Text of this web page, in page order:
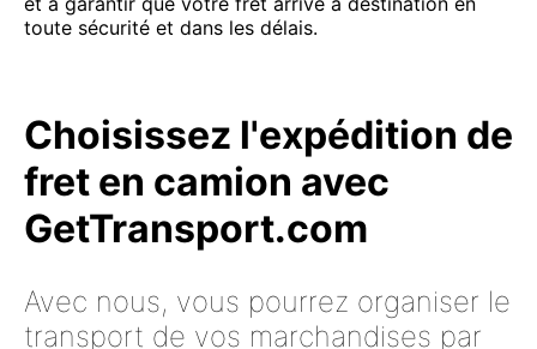
toute sécurité et dans les délais.
Choisissez l'expédition de
fret en camion avec
GetTransport.com
Avec nous, vous pourrez organiser le
transport de vos marchandises par